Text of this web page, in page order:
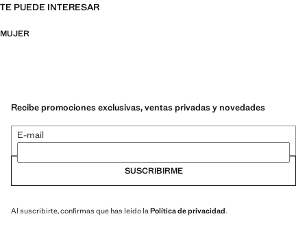
TE PUEDE INTERESAR
MUJER
Recibe promociones exclusivas, ventas privadas y novedades
E-mail
SUSCRIBIRME
Al suscribirte, confirmas que has leído laPolítica de privacidad.